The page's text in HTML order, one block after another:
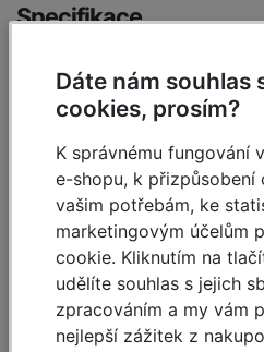
Specifikace
A pracovní výška cca: 5,40 m
B výška podlážky cca: 3,40 m
C výška lešení včetně
zábradlí:
4,50 m
Pracovní plocha: 2,00 x
M zatížení podlážky: 240,00
Hmotnost: 139,50
Dáte nám souhlas
cookies, prosím?
K správnému fungování
e-shopu, k přizpůsobení
vašim potřebám, ke
marketingovým účelům
cookie. Kliknutím na
udělíte souhlas s jejich
zpracováním a my vám
nejlepší zážitek z